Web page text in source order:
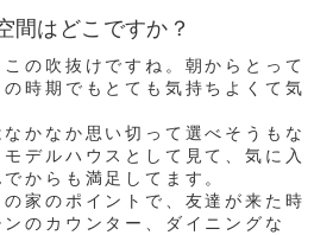
間はどこですか？
の吹抜けですね。朝からとって
時期でもとても気持ちよくて気
かなか思い切って選べそうもな
デルハウスとして見て、気に入
からも満足してます。
家のポイントで、友達が来た時
のカウンター、ダイニングな